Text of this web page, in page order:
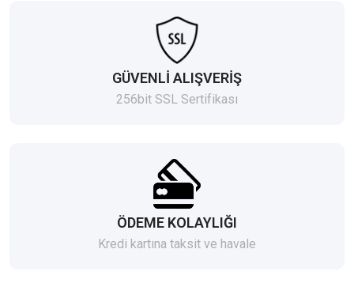
GÜVENLİ ALIŞVERİŞ
256bit SSL Sertifikası
ÖDEME KOLAYLIĞI
Kredi kartına taksit ve havale